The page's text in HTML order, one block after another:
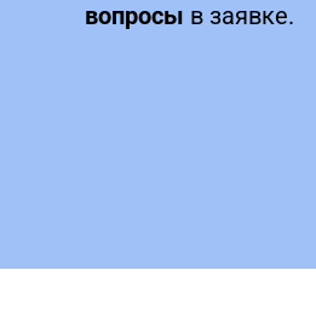
вопросы в заявке.